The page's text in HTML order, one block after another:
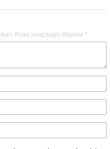
Ruas yang wajib ditandai *